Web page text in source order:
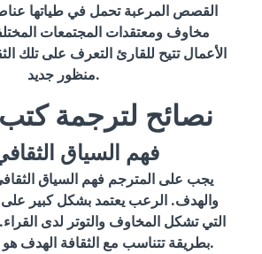
القصص المرعبة تحمل في طياتها
مخاوف ومعتقدات المجتمعات
الأعمال تتيح للقارئ التعرف على تلك
منظور جديد.
نصائح لترجمة
1. فهم السياق
يجب على المترجم فهم السياق
والهدف. الرعب يعتمد بشكل كبير على
التي تشكل المخاوف والتوتر لدى
بطريقة تتناسب مع الثقافة الهدف هو أمر بالغ الأهمية.